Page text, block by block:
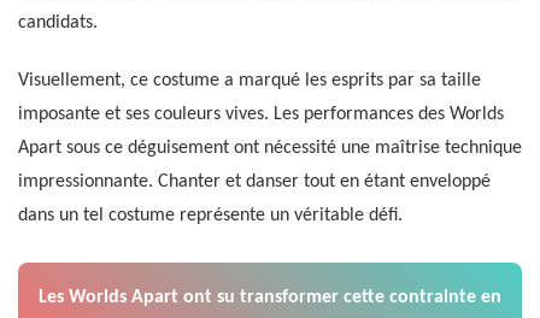
candidats.
Visuellement, ce costume a marqué les esprits par sa taille
imposante et ses couleurs vives. Les performances des Worlds
Apart sous ce déguisement ont nécessité une maîtrise technique
impressionnante. Chanter et danser tout en étant enveloppé
dans un tel costume représente un véritable défi.
Les Worlds Apart ont su transformer cette contrainte en